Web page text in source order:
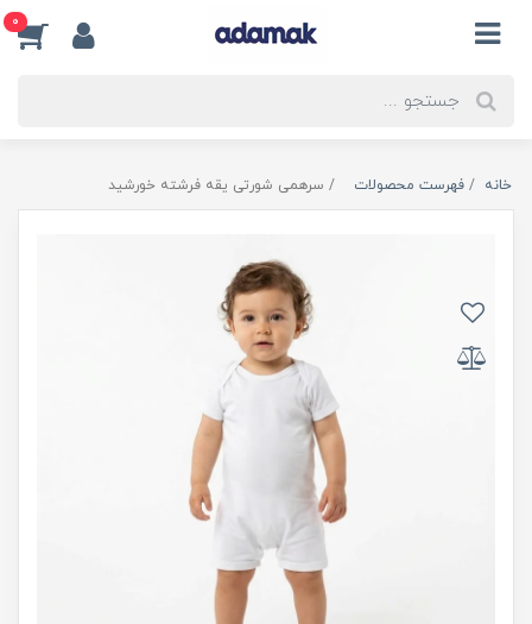
0
خانه فهرست محصولات سرهمی شورتی یقه فرشته خورشید